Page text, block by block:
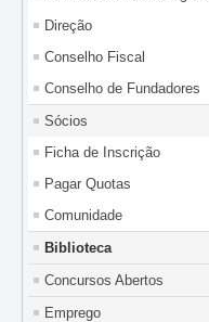
Direção
Conselho Fiscal
Conselho de Fundadores
Sócios
Ficha de Inscrição
Pagar Quotas
Comunidade
Biblioteca
Concursos Abertos
Emprego